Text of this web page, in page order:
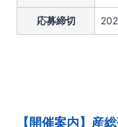
応募締切
【開催案内】産